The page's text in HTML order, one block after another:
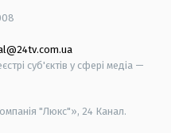
суб'єктів у сфері медіа —
"Люкс"», 24 Канал.